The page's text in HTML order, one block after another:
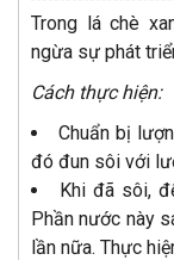
Trong lá chè
ngừa sự phát
Cách thực hiện:
Chuẩn bị
đó đun sôi với
Khi đã sôi,
Phần nước này
lần nữa. Thực